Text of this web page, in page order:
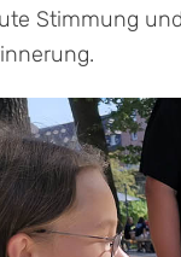
Stimmung